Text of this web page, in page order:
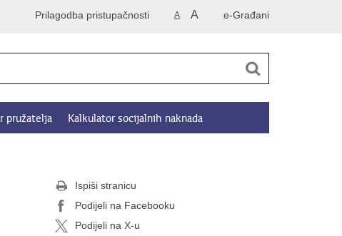
e-Građani
A A
Prilagodba pristupačnosti
pružatelja Kalkulator socijalnih naknada
Ispiši stranicu
Podijeli na Facebooku
Podijeli na X-u